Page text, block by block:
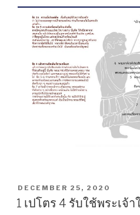
POSTED
ON
DECEMBER 25, 2020
1 เปโตร 4 รับใช้พระเจ้